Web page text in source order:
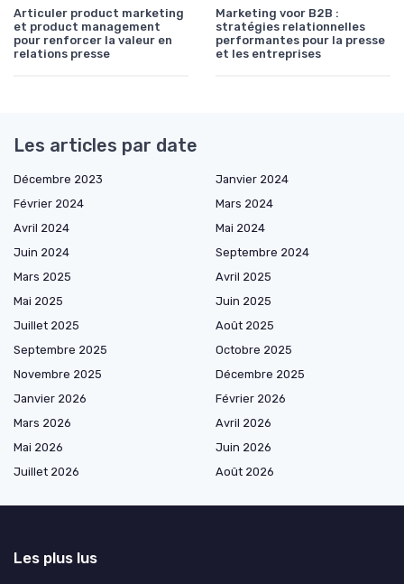
Articuler product marketing
et product management
pour renforcer la valeur en
relations presse
Marketing voor B2B :
stratégies relationnelles
performantes pour la presse
et les entreprises
Les articles par date
Décembre 2023
Janvier 2024
Février 2024
Mars 2024
Avril 2024
Mai 2024
Juin 2024
Septembre 2024
Mars 2025
Avril 2025
Mai 2025
Juin 2025
Juillet 2025
Août 2025
Septembre 2025
Octobre 2025
Novembre 2025
Décembre 2025
Janvier 2026
Février 2026
Mars 2026
Avril 2026
Mai 2026
Juin 2026
Juillet 2026
Août 2026
Les plus lus